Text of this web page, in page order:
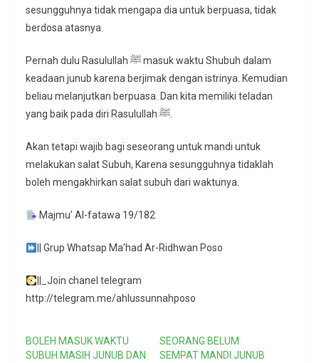
sesungguhnya tidak mengapa dia untuk berpuasa, tidak
berdosa atasnya.
Pernah dulu Rasulullah ﷺ masuk waktu Shubuh dalam
keadaan junub karena berjimak dengan istrinya. Kemudian
beliau melanjutkan berpuasa. Dan kita memiliki teladan
yang baik pada diri Rasulullah ﷺ.
Akan tetapi wajib bagi seseorang untuk mandi untuk
melakukan salat Subuh, Karena sesungguhnya tidaklah
boleh mengakhirkan salat subuh dari waktunya.
Majmu’ Al-fatawa 19/182
|| Grup Whatsap Ma’had Ar-Ridhwan Poso
||_Join chanel telegram
http://telegram.me/ahlussunnahposo
BOLEH MASUK WAKTU
SUBUH MASIH JUNUB DAN
SEORANG BELUM
SEMPAT MANDI JUNUB